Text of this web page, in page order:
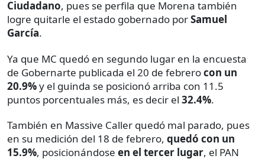
Ciudadano, pues se perfila que Morena también
logre quitarle el estado gobernado porSamuel
García.
Ya que MC quedó en segundo lugar en la encuesta
de Gobernarte publicada el 20 de febrerocon un
20.9%y el guinda se posicionó arriba con 11.5
puntos porcentuales más, es decir el 32.4%.
También en Massive Caller quedó mal parado, pues
en su medición del 18 de febrero, quedó con un
15.9%, posicionándose en el tercer lugar, el PAN